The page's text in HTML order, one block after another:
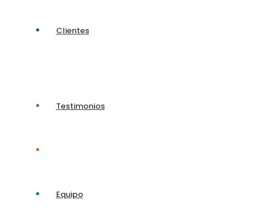
Clientes
Testimonios
Equipo